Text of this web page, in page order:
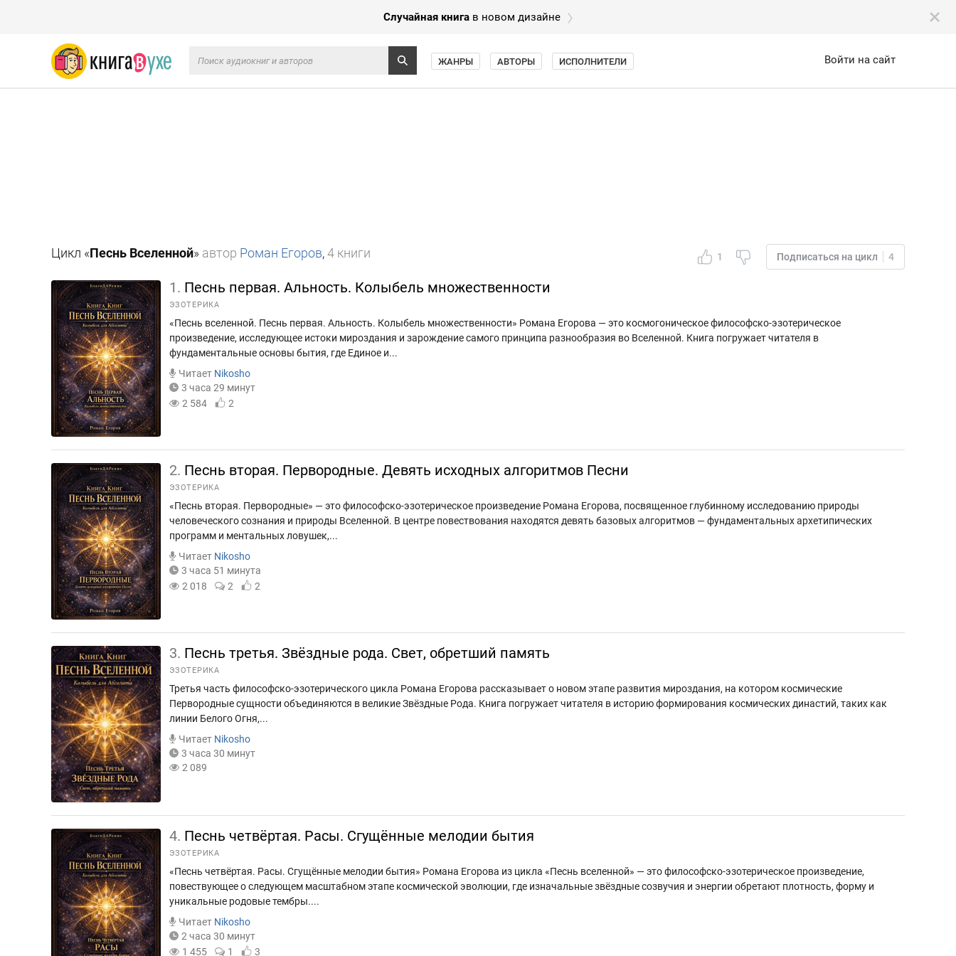
Случайная книга в новом дизайне
Войти на сайт
ЖАНРЫ АВТОРЫ ИСПОЛНИТЕЛИ
1 Подписаться на цикл 4
Цикл «Песнь Вселенной» автор Роман Егоров,4 книги
1. Песнь первая. Альность. Колыбель множественности
ЭЗОТЕРИКА
«Песнь вселенной. Песнь первая. Альность. Колыбель множественности» Романа Егорова — это космогоническое философско-эзотерическое
произведение, исследующее истоки мироздания и зарождение самого принципа разнообразия во Вселенной. Книга погружает читателя в
фундаментальные основы бытия, где Единое и...
Читает Nikosho
3 часа 29 минут
2 584
2
2. Песнь вторая. Первородные. Девять исходных алгоритмов Песни
ЭЗОТЕРИКА
«Песнь вторая. Первородные» — это философско-эзотерическое произведение Романа Егорова, посвященное глубинному исследованию природы
человеческого сознания и природы Вселенной. В центре повествования находятся девять базовых алгоритмов — фундаментальных архетипических
программ и ментальных ловушек,...
Читает Nikosho
3 часа 51 минута
2 018
2 2
3. Песнь третья. Звёздные рода. Свет, обретший память
ЭЗОТЕРИКА
Третья часть философско-эзотерического цикла Романа Егорова рассказывает о новом этапе развития мироздания, на котором космические
Первородные сущности объединяются в великие Звёздные Рода. Книга погружает читателя в историю формирования космических династий, таких как
линии Белого Огня,...
Читает Nikosho
3 часа 30 минут
2 089
4. Песнь четвёртая. Расы. Сгущённые мелодии бытия
ЭЗОТЕРИКА
«Песнь четвёртая. Расы. Сгущённые мелодии бытия» Романа Егорова из цикла «Песнь вселенной» — это философско-эзотерическое произведение,
повествующее о следующем масштабном этапе космической эволюции, где изначальные звёздные созвучия и энергии обретают плотность, форму и
уникальные родовые тембры....
Читает Nikosho
2 часа 30 минут
1 455
1 3